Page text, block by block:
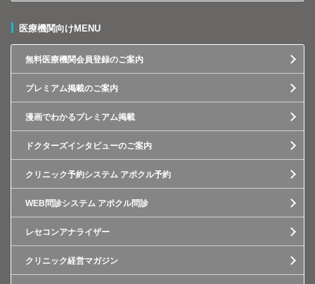
医療機関向けMENU
無料医療機関会員登録のご案内
プレミアム掲載のご案内
漫画でわかるプレミアム掲載
ドクターズインタビューのご案内
クリニック予約システム アポクル予約
WEB問診システム アポクル問診
レセコンアナライザー
クリニック経営マガジン